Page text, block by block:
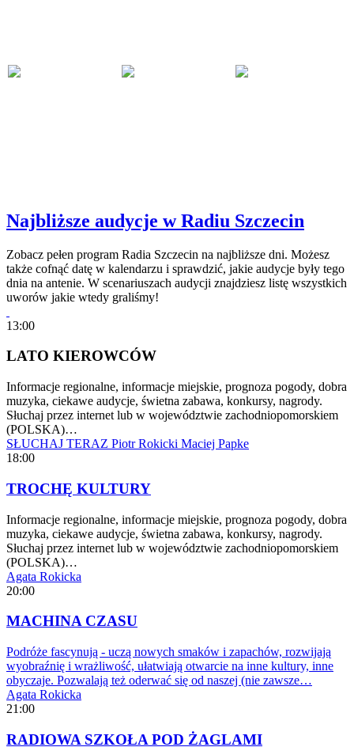
Najbliższe audycje w Radiu Szczecin
Zobacz pełen program Radia Szczecin na najbliższe dni. Możesz
także cofnąć datę w kalendarzu i sprawdzić, jakie audycje były tego
dnia na antenie. W scenariuszach audycji znajdziesz listę wszystkich
uworów jakie wtedy graliśmy!
13:00
LATO KIEROWCÓW
Informacje regionalne, informacje miejskie, prognoza pogody, dobra
muzyka, ciekawe audycje, świetna zabawa, konkursy, nagrody.
Słuchaj przez internet lub w województwie zachodniopomorskiem
(POLSKA)…
SŁUCHAJ TERAZ Piotr Rokicki Maciej Papke
18:00
TROCHĘ KULTURY
Informacje regionalne, informacje miejskie, prognoza pogody, dobra
muzyka, ciekawe audycje, świetna zabawa, konkursy, nagrody.
Słuchaj przez internet lub w województwie zachodniopomorskiem
(POLSKA)…
Agata Rokicka
20:00
MACHINA CZASU
Podróże fascynują - uczą nowych smaków i zapachów, rozwijają
wyobraźnię i wrażliwość, ułatwiają otwarcie na inne kultury, inne
obyczaje. Pozwalają też oderwać się od naszej (nie zawsze…
Agata Rokicka
21:00
RADIOWA SZKOŁA POD ŻAGLAMI